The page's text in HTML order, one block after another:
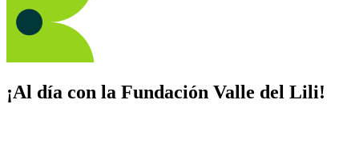
¡Al día con la Fundación Valle del Lili!